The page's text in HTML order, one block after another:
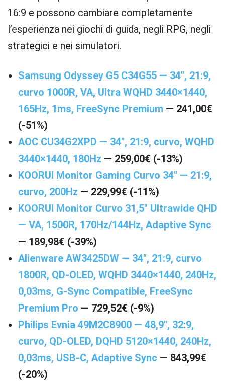
16:9 e possono cambiare completamente
l’esperienza nei giochi di guida, negli RPG, negli
strategici e nei simulatori.
Samsung Odyssey G5 C34G55 — 34″, 21:9,
curvo 1000R, VA, Ultra WQHD 3440×1440,
165Hz, 1ms, FreeSync Premium — 241,00€
(-51%)
AOC CU34G2XPD — 34″, 21:9, curvo, WQHD
3440×1440, 180Hz — 259,00€ (-13%)
KOORUI Monitor Gaming Curvo 34″ — 21:9,
curvo, 200Hz — 229,99€ (-11%)
KOORUI Monitor Curvo 31,5″ Ultrawide QHD
— VA, 1500R, 170Hz/144Hz, Adaptive Sync
— 189,98€ (-39%)
Alienware AW3425DW — 34″, 21:9, curvo
1800R, QD-OLED, WQHD 3440×1440, 240Hz,
0,03ms, G-Sync Compatible, FreeSync
Premium Pro — 729,52€ (-9%)
Philips Evnia 49M2C8900 — 48,9″, 32:9,
curvo, QD-OLED, DQHD 5120×1440, 240Hz,
0,03ms, USB-C, Adaptive Sync — 843,99€
(-20%)